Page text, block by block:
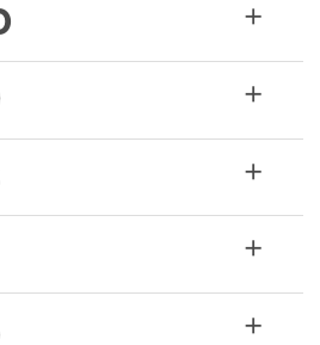
add
add
add
add
add